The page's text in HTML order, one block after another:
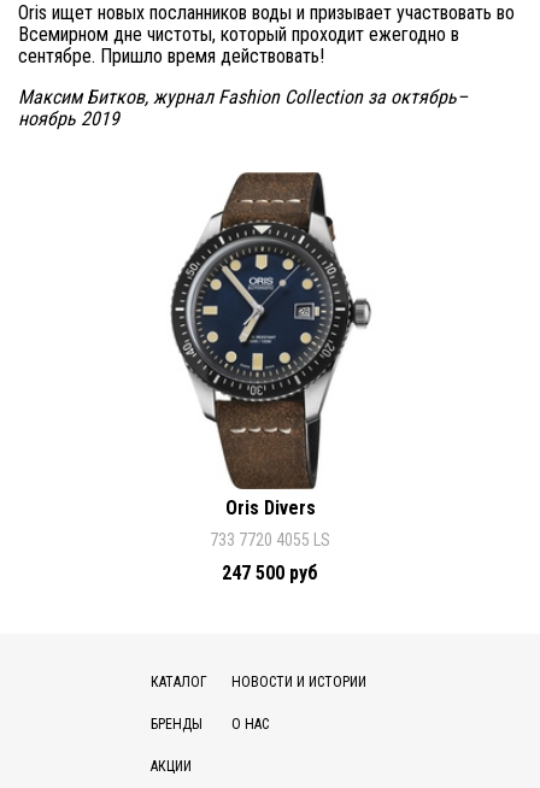
Oris ищет новых посланников воды и призывает участвовать во
Всемирном дне чистоты, который проходит ежегодно в
сентябре. Пришло время действовать!
Максим Битков, журнал Fashion Collection за октябрь–
ноябрь 2019
Oris Divers
733 7720 4055 LS
247 500 руб
КАТАЛОГ
БРЕНДЫ
АКЦИИ
НОВОСТИ И ИСТОРИИ
О НАС